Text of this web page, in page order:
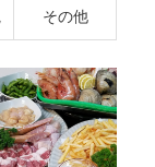
その他